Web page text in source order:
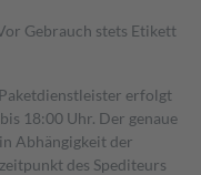
Gebrauch stets Etikett
erfolgt
18:00 Uhr. Der genaue
Abhängigkeit der
des Spediteurs